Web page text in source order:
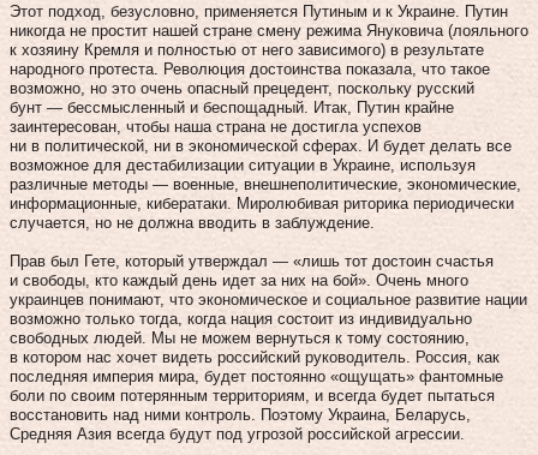
Этот подход, безусловно, применяется Путиным и к Украине. Путин
никогда не простит нашей стране смену режима Януковича (лояльного
к хозяину Кремля и полностью от него зависимого) в результате
народного протеста. Революция достоинства показала, что такое
возможно, но это очень опасный прецедент, поскольку русский
бунт — бессмысленный и беспощадный. Итак, Путин крайне
заинтересован, чтобы наша страна не достигла успехов
ни в политической, ни в экономической сферах. И будет делать все
возможное для дестабилизации ситуации в Украине, используя
различные методы — военные, внешнеполитические, экономические,
информационные, кибератаки. Миролюбивая риторика периодически
случается, но не должна вводить в заблуждение.
Прав был Гете, который утверждал — «лишь тот достоин счастья
и свободы, кто каждый день идет за них на бой». Очень много
украинцев понимают, что экономическое и социальное развитие нации
возможно только тогда, когда нация состоит из индивидуально
свободных людей. Мы не можем вернуться к тому состоянию,
в котором нас хочет видеть российский руководитель. Россия, как
последняя империя мира, будет постоянно «ощущать» фантомные
боли по своим потерянным территориям, и всегда будет пытаться
восстановить над ними контроль. Поэтому Украина, Беларусь,
Средняя Азия всегда будут под угрозой российской агрессии.